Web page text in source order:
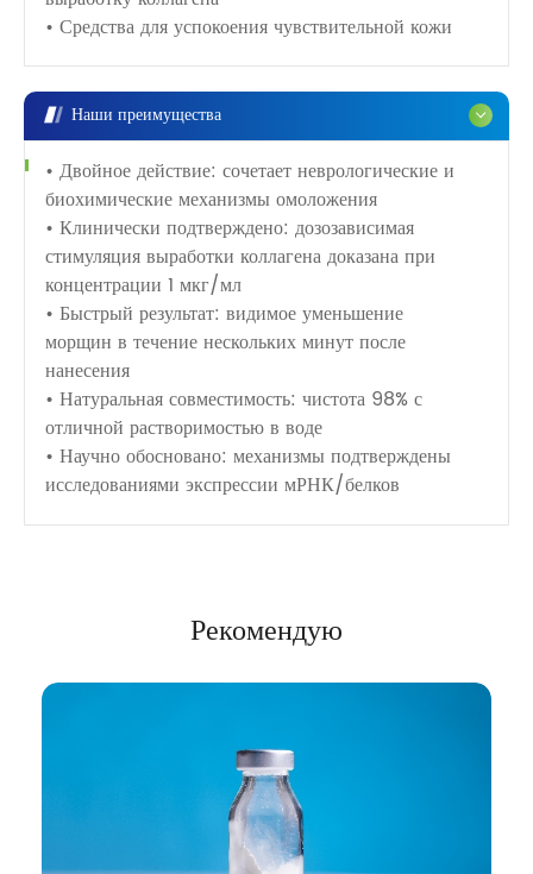
• Средства для успокоения чувствительной кожи
Наши преимущества
• Двойное действие: сочетает неврологические и
биохимические механизмы омоложения
• Клинически подтверждено: дозозависимая
стимуляция выработки коллагена доказана при
концентрации 1 мкг/мл
• Быстрый результат: видимое уменьшение
морщин в течение нескольких минут после
нанесения
• Натуральная совместимость: чистота 98% с
отличной растворимостью в воде
• Научно обосновано: механизмы подтверждены
исследованиями экспрессии мРНК/белков
Рекомендую